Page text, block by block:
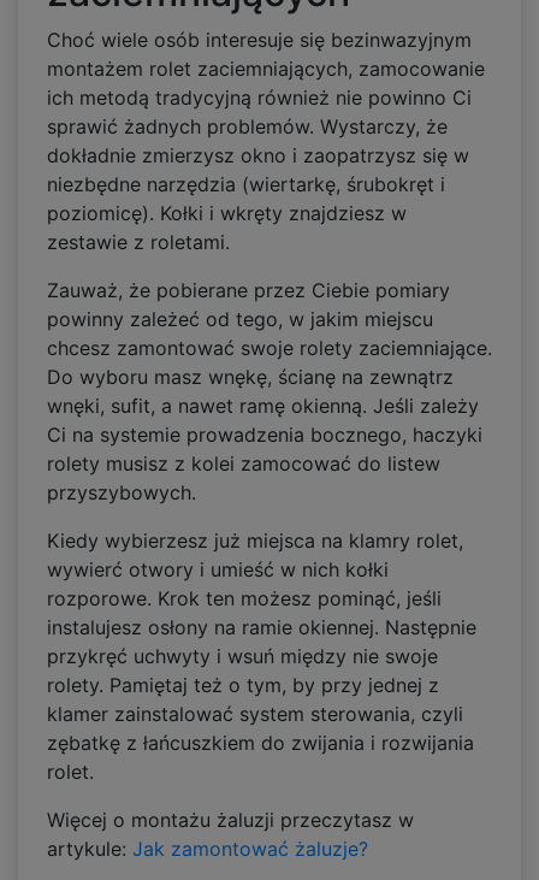
Choć wiele osób interesuje się bezinwazyjnym
montażem rolet zaciemniających, zamocowanie
ich metodą tradycyjną również nie powinno Ci
sprawić żadnych problemów. Wystarczy, że
dokładnie zmierzysz okno i zaopatrzysz się w
niezbędne narzędzia (wiertarkę, śrubokręt i
poziomicę). Kołki i wkręty znajdziesz w
zestawie z roletami.
Zauważ, że pobierane przez Ciebie pomiary
powinny zależeć od tego, w jakim miejscu
chcesz zamontować swoje rolety zaciemniające.
Do wyboru masz wnękę, ścianę na zewnątrz
wnęki, sufit, a nawet ramę okienną. Jeśli zależy
Ci na systemie prowadzenia bocznego, haczyki
rolety musisz z kolei zamocować do listew
przyszybowych.
Kiedy wybierzesz już miejsca na klamry rolet,
wywierć otwory i umieść w nich kołki
rozporowe. Krok ten możesz pominąć, jeśli
instalujesz osłony na ramie okiennej. Następnie
przykręć uchwyty i wsuń między nie swoje
rolety. Pamiętaj też o tym, by przy jednej z
klamer zainstalować system sterowania, czyli
zębatkę z łańcuszkiem do zwijania i rozwijania
rolet.
Więcej o montażu żaluzji przeczytasz w
artykule: Jak zamontować żaluzje?